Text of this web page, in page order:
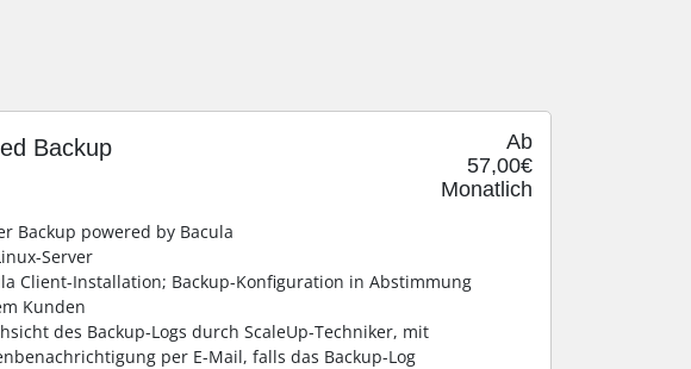
Ab
57,00€
Monatlich
Backup
Backup powered by Bacula
Server
Client-Installation; Backup-Konfiguration in Abstimmung
Kunden
des Backup-Logs durch ScaleUp-Techniker, mit
per E-Mail, falls das Backup-Log